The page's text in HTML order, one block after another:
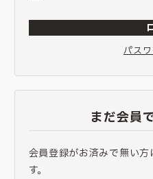
パス
まだ会員
会員登録がお済みで無い
す。